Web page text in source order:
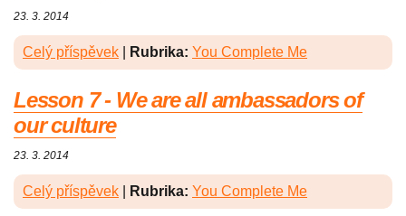
23. 3. 2014
Celý příspěvek Rubrika: You Complete Me
Lesson 7 - We are all ambassadors of
our culture
23. 3. 2014
Celý příspěvek Rubrika: You Complete Me